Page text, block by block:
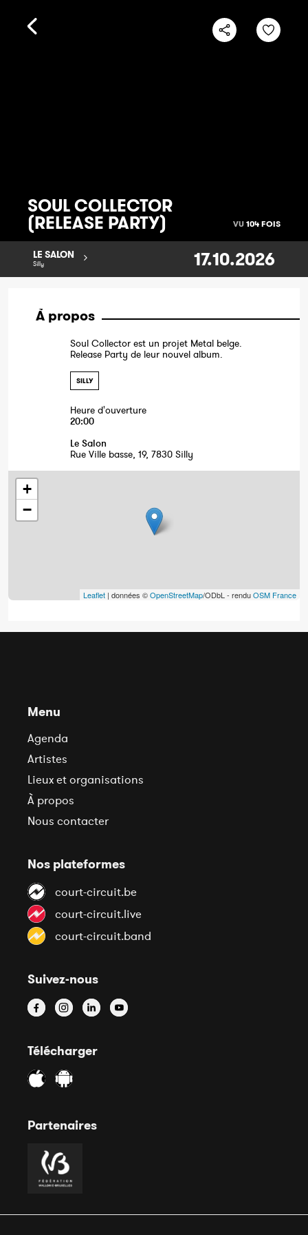
SOUL COLLECTOR
(RELEASE PARTY) VU 104 FOIS
LE SALON
Silly 17.10.2026
À propos
Soul Collector est un projet Metal belge.
Release Party de leur nouvel album.
SILLY
Heure d'ouverture
20:00
Le Salon
Rue Ville basse, 19, 7830 Silly
+
−
Leaflet | données ©OpenStreetMap/ODbL - renduOSM France
Menu
Agenda
Artistes
Lieux et organisations
À propos
Nous contacter
Nos plateformes
court-circuit.be
court-circuit.live
court-circuit.band
Suivez-nous
Télécharger
Partenaires